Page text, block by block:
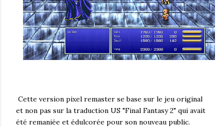
Cette version pixel remaster se base sur le jeu original
et non pas sur la traduction US "Final Fantasy 2" qui avait
été remaniée et édulcorée pour son nouveau public.